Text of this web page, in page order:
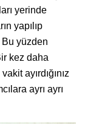
yerinde
yapılıp
Bu yüzden
kez daha
ayırdığınız
ayrı ayrı